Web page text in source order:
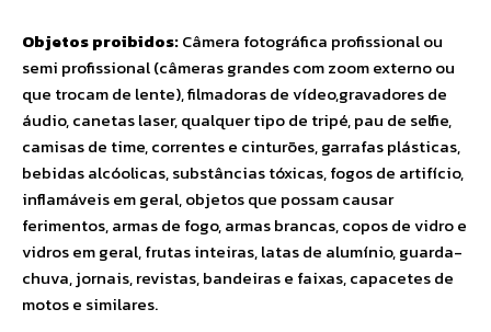
Objetos proibidos:Câmera fotográfica profissional ou
semi profissional (câmeras grandes com zoom externo ou
que trocam de lente), filmadoras de vídeo,gravadores de
áudio, canetas laser, qualquer tipo de tripé, pau de selfie,
camisas de time, correntes e cinturões, garrafas plásticas,
bebidas alcóolicas, substâncias tóxicas, fogos de artifício,
inflamáveis em geral, objetos que possam causar
ferimentos, armas de fogo, armas brancas, copos de vidro e
vidros em geral, frutas inteiras, latas de alumínio, guarda-
chuva, jornais, revistas, bandeiras e faixas, capacetes de
motos e similares.